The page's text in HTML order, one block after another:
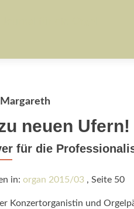
neuen Ufern!
für die
in: organ 2015/03 , Seite 50
Konzertorganistin und